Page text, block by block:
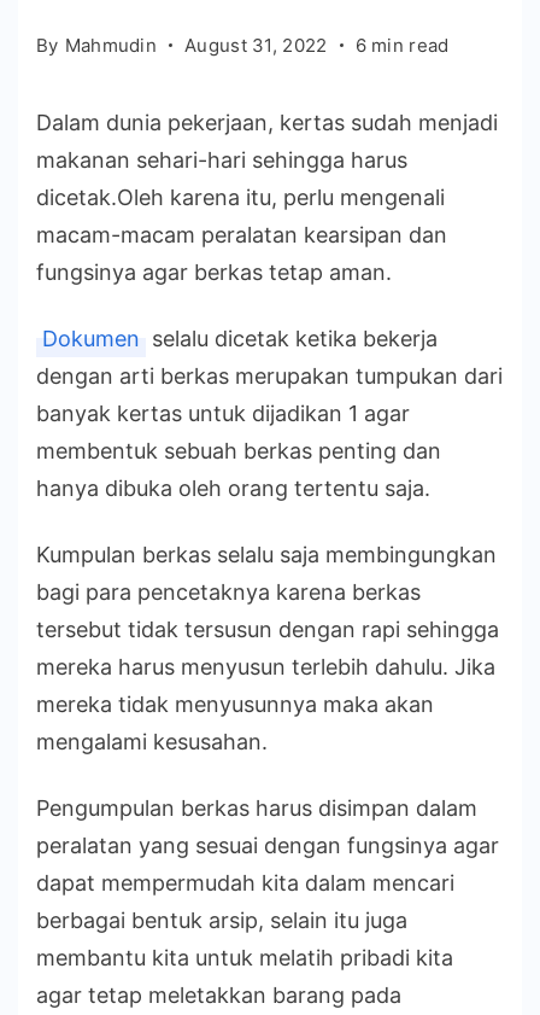
By Mahmudin August 31, 2022 6 min read
Dalam dunia pekerjaan, kertas sudah menjadi
makanan sehari-hari sehingga harus
dicetak.Oleh karena itu, perlu mengenali
macam-macam peralatan kearsipan dan
fungsinya agar berkas tetap aman.
Dokumen selalu dicetak ketika bekerja
dengan arti berkas merupakan tumpukan dari
banyak kertas untuk dijadikan 1 agar
membentuk sebuah berkas penting dan
hanya dibuka oleh orang tertentu saja.
Kumpulan berkas selalu saja membingungkan
bagi para pencetaknya karena berkas
tersebut tidak tersusun dengan rapi sehingga
mereka harus menyusun terlebih dahulu. Jika
mereka tidak menyusunnya maka akan
mengalami kesusahan.
Pengumpulan berkas harus disimpan dalam
peralatan yang sesuai dengan fungsinya agar
dapat mempermudah kita dalam mencari
berbagai bentuk arsip, selain itu juga
membantu kita untuk melatih pribadi kita
agar tetap meletakkan barang pada